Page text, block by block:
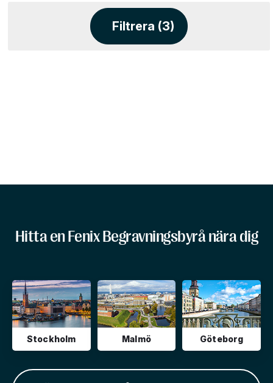
Filtrera (3)
Hitta en Fenix Begravningsbyrå nära dig
Stockholm Malmö Göteborg